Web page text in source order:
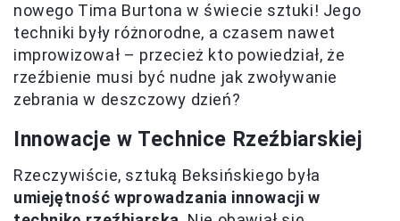
nowego Tima Burtona w świecie sztuki! Jego
techniki były różnorodne, a czasem nawet
improwizował – przecież kto powiedział, że
rzeźbienie musi być nudne jak zwoływanie
zebrania w deszczowy dzień?
Innowacje w Technice Rzeźbiarskiej
Rzeczywiście, sztuką Beksińskiego była
umiejętność wprowadzania innowacji w